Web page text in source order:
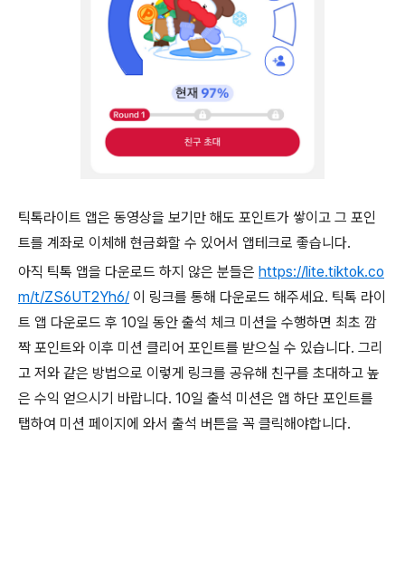
틱톡라이트 앱은 동영상을 보기만 해도 포인트가 쌓이고 그 포인
트를 계좌로 이체해 현금화할 수 있어서 앱테크로 좋습니다.
아직 틱톡 앱을 다운로드 하지 않은 분들은 https://lite.tiktok.co
m/t/ZS6UT2Yh6/ 이 링크를 통해 다운로드 해주세요. 틱톡 라이
트 앱 다운로드 후 10일 동안 출석 체크 미션을 수행하면 최초 깜
짝 포인트와 이후 미션 클리어 포인트를 받으실 수 있습니다. 그리
고 저와 같은 방법으로 이렇게 링크를 공유해 친구를 초대하고 높
은 수익 얻으시기 바랍니다. 10일 출석 미션은 앱 하단 포인트를
탭하여 미션 페이지에 와서 출석 버튼을 꼭 클릭해야합니다.